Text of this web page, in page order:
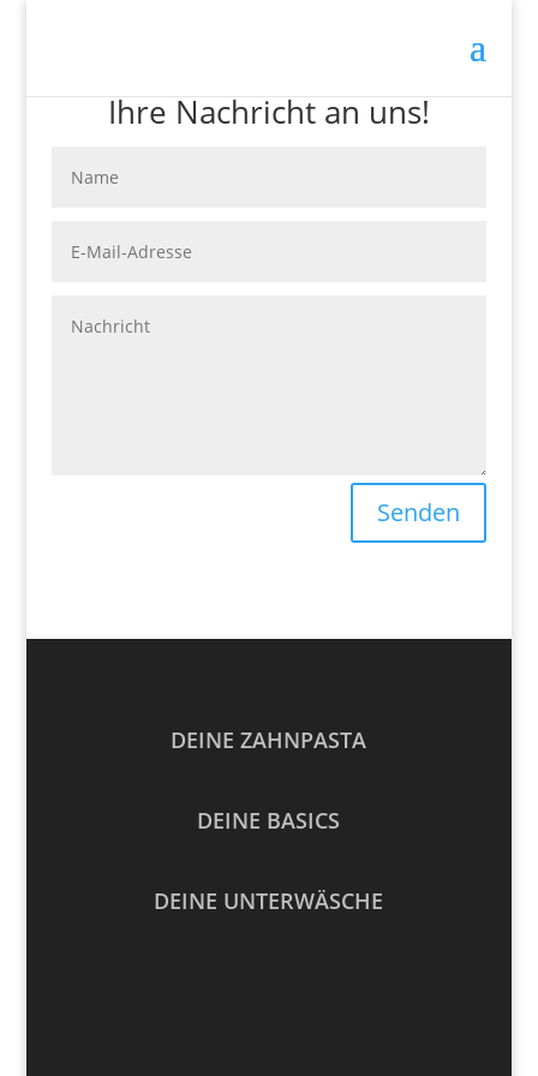
Ihre Nachricht an uns!
Senden
DEINE ZAHNPASTA
DEINE BASICS
DEINE UNTERWÄSCHE